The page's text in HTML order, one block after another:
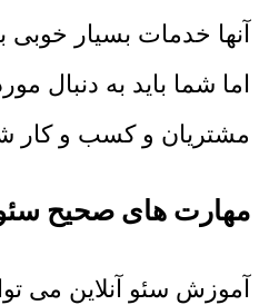
آنها خدمات بسیار خوبی
اما شما باید به دنبال
مشتریان و کسب و کار
مهارت های صحیح سئو
آموزش سئو آنلاین می